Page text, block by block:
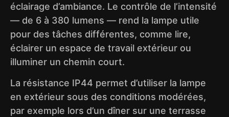
éclairage d’ambiance. Le contrôle de l’intensité
— de 6 à 380 lumens — rend la lampe utile
pour des tâches différentes, comme lire,
éclairer un espace de travail extérieur ou
illuminer un chemin court.
La résistance IP44 permet d’utiliser la lampe
en extérieur sous des conditions modérées,
par exemple lors d’un dîner sur une terrasse